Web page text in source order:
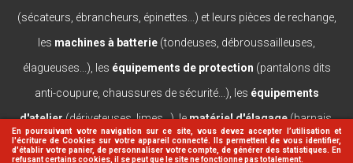
En poursuivant votre navigation sur ce site, vous devez accepter l’utilisation et
l'écriture de Cookies sur votre appareil connecté. Ils permettent de vous identifier,
d'établir votre panier, de personnaliser votre compte, de générer des statistiques. En
refusant certains cookies, il se peut que le site ne fonctionne pas totalement.
(sécateurs, ébrancheurs, épinettes...) et leurs pièces de rechange,
les machines à batterie (tondeuses, débroussailleuses,
élagueuses...), les équipements de protection (pantalons dits
anti-coupure, chaussures de sécurité...), les équipements
d'atelier(dériveteuses, limes...), lematériel d'élagage(harnais,
casques, lanceurs...).